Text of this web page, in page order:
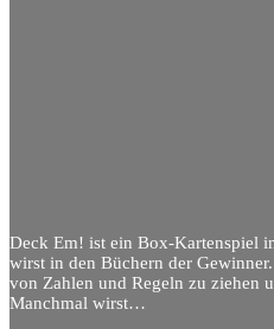
Deck Em! ist ein Box-Kartenspiel
wirst in den Büchern der
von Zahlen und Regeln zu ziehen
Manchmal wirst…